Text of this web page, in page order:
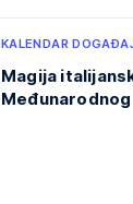
KALENDAR
Magija